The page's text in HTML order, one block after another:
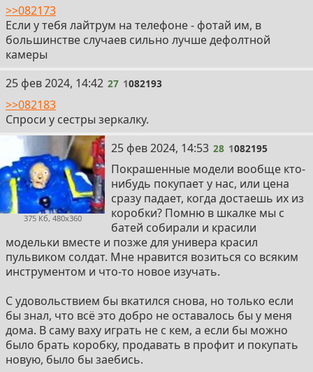
>>082173
Если у тебя лайтрум на телефоне - фотай им, в
большинстве случаев сильно лучше дефолтной
камеры
27
25 фев 2024, 14:42 27 1082193
>>082183
Спроси у сестры зеркалку.
375 Кб, 480x360
28
25 фев 2024, 14:53 28 1082195
Покрашенные модели вообще кто-
нибудь покупает у нас, или цена
сразу падает, когда достаешь их из
коробки? Помню в шкалке мы с
батей собирали и красили
модельки вместе и позже для универа красил
пульвиком солдат. Мне нравится возиться со всяким
инструментом и что-то новое изучать.
С удовольствием бы вкатился снова, но только если
бы знал, что всё это добро не оставалось бы у меня
дома. В саму ваху играть не с кем, а если бы можно
было брать коробку, продавать в профит и покупать
новую, было бы заебись.